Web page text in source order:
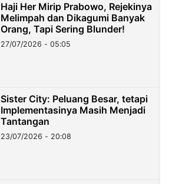
Haji Her Mirip Prabowo, Rejekinya
Melimpah dan Dikagumi Banyak
Orang, Tapi Sering Blunder!
27/07/2026 - 05:05
Sister City: Peluang Besar, tetapi
Implementasinya Masih Menjadi
Tantangan
23/07/2026 - 20:08